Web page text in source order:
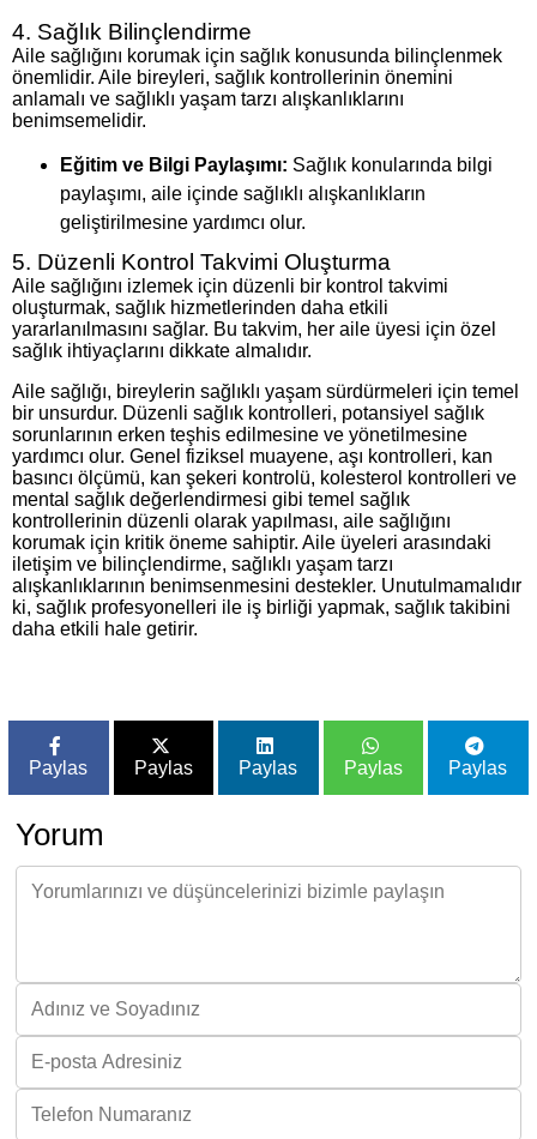
4. Sağlık Bilinçlendirme
Aile sağlığını korumak için sağlık konusunda bilinçlenmek
önemlidir. Aile bireyleri, sağlık kontrollerinin önemini
anlamalı ve sağlıklı yaşam tarzı alışkanlıklarını
benimsemelidir.
Eğitim ve Bilgi Paylaşımı: Sağlık konularında bilgi
paylaşımı, aile içinde sağlıklı alışkanlıkların
geliştirilmesine yardımcı olur.
5. Düzenli Kontrol Takvimi Oluşturma
Aile sağlığını izlemek için düzenli bir kontrol takvimi
oluşturmak, sağlık hizmetlerinden daha etkili
yararlanılmasını sağlar. Bu takvim, her aile üyesi için özel
sağlık ihtiyaçlarını dikkate almalıdır.
Aile sağlığı, bireylerin sağlıklı yaşam sürdürmeleri için temel
bir unsurdur. Düzenli sağlık kontrolleri, potansiyel sağlık
sorunlarının erken teşhis edilmesine ve yönetilmesine
yardımcı olur. Genel fiziksel muayene, aşı kontrolleri, kan
basıncı ölçümü, kan şekeri kontrolü, kolesterol kontrolleri ve
mental sağlık değerlendirmesi gibi temel sağlık
kontrollerinin düzenli olarak yapılması, aile sağlığını
korumak için kritik öneme sahiptir. Aile üyeleri arasındaki
iletişim ve bilinçlendirme, sağlıklı yaşam tarzı
alışkanlıklarının benimsenmesini destekler. Unutulmamalıdır
ki, sağlık profesyonelleri ile iş birliği yapmak, sağlık takibini
daha etkili hale getirir.
Paylas Paylas Paylas Paylas Paylas
Yorum